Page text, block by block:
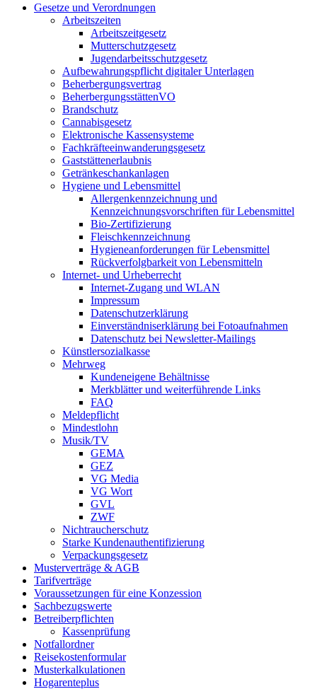
Gesetze und Verordnungen
Arbeitszeiten
Arbeitszeitgesetz
Mutterschutzgesetz
Jugendarbeitsschutzgesetz
Aufbewahrungspflicht digitaler Unterlagen
Beherbergungsvertrag
BeherbergungsstättenVO
Brandschutz
Cannabisgesetz
Elektronische Kassensysteme
Fachkräfteeinwanderungsgesetz
Gaststättenerlaubnis
Getränkeschankanlagen
Hygiene und Lebensmittel
Allergenkennzeichnung und
Kennzeichnungsvorschriften für Lebensmittel
Bio-Zertifizierung
Fleischkennzeichnung
Hygieneanforderungen für Lebensmittel
Rückverfolgbarkeit von Lebensmitteln
Internet- und Urheberrecht
Internet-Zugang und WLAN
Impressum
Datenschutzerklärung
Einverständniserklärung bei Fotoaufnahmen
Datenschutz bei Newsletter-Mailings
Künstlersozialkasse
Mehrweg
Kundeneigene Behältnisse
Merkblätter und weiterführende Links
FAQ
Meldepflicht
Mindestlohn
Musik/TV
GEMA
GEZ
VG Media
VG Wort
GVL
ZWF
Nichtraucherschutz
Starke Kundenauthentifizierung
Verpackungsgesetz
Musterverträge & AGB
Tarifverträge
Voraussetzungen für eine Konzession
Sachbezugswerte
Betreiberpflichten
Kassenprüfung
Notfallordner
Reisekostenformular
Musterkalkulationen
Hogarenteplus